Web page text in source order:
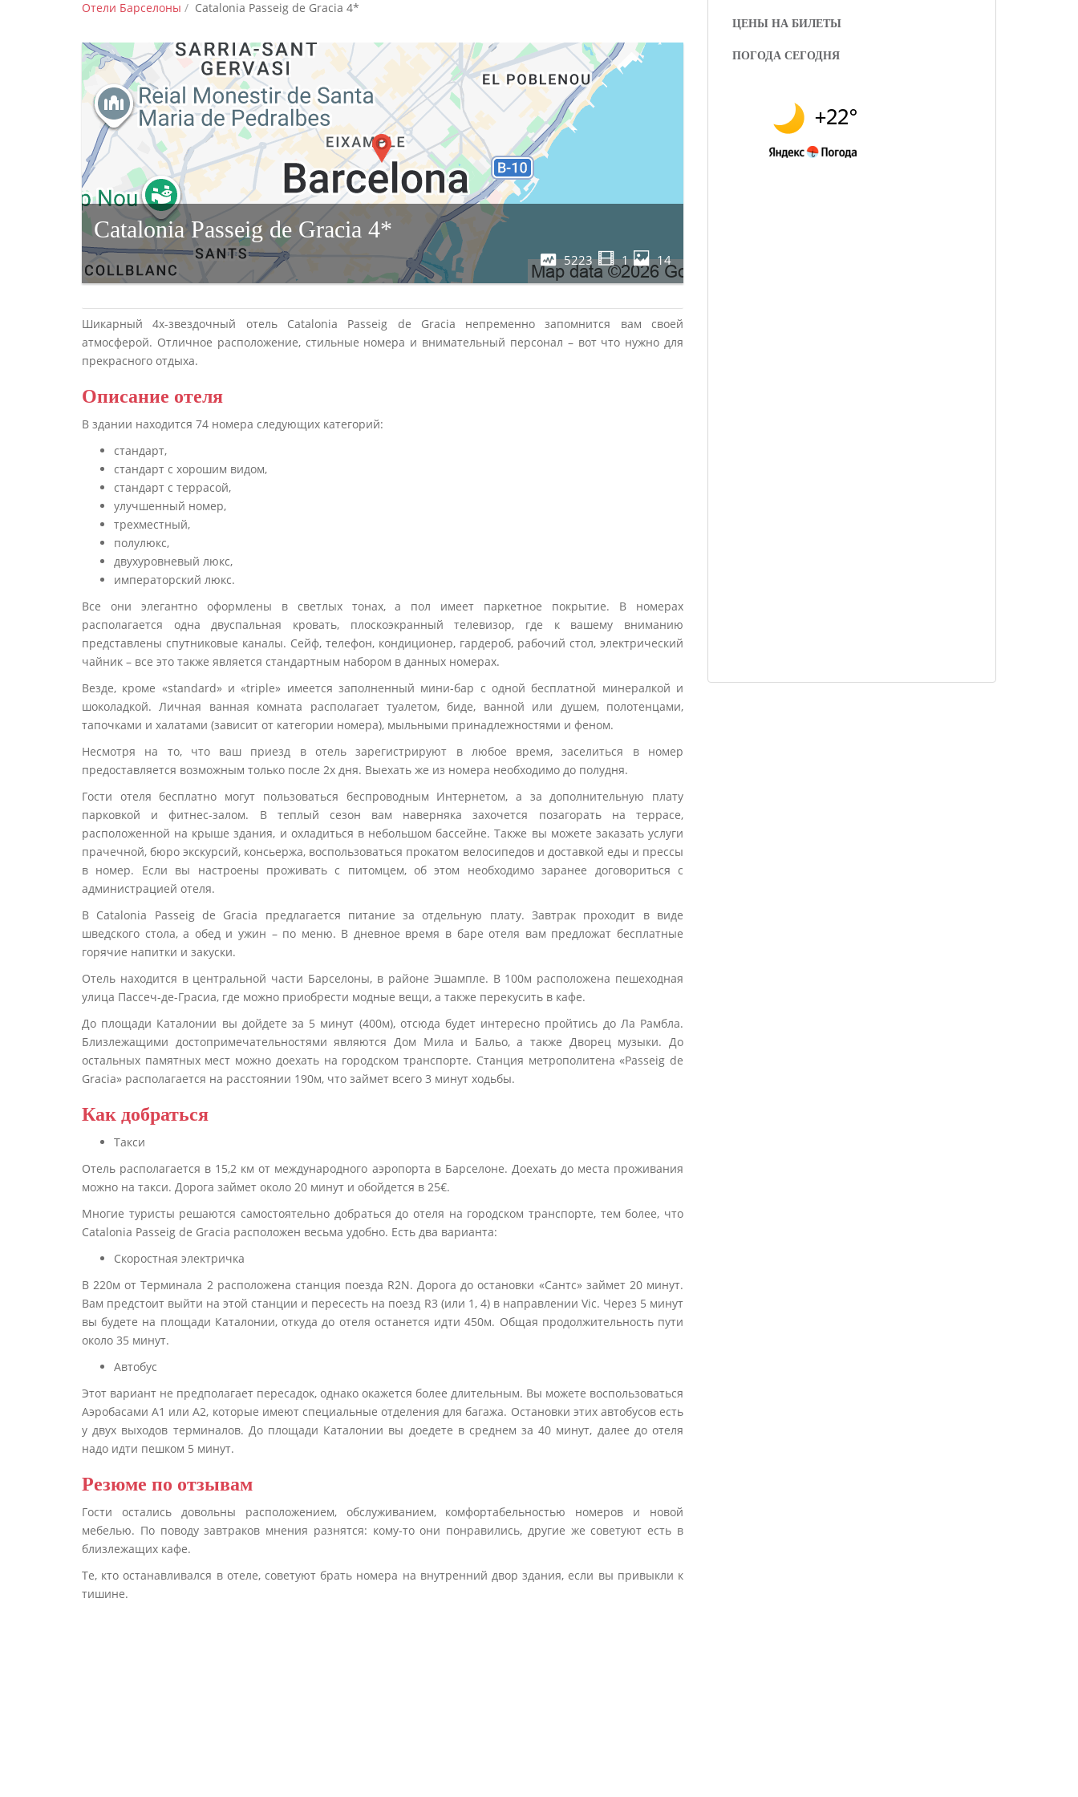
Отели Барселоны Catalonia Passeig de Gracia 4*
Catalonia Passeig de Gracia 4*
5223 1 14
Шикарный 4х-звездочный отель Catalonia Passеig de Grаcia непременно запомнится вам своей
атмосферой. Отличное расположение, стильные номера и внимательный персонал – вот что нужно для
прекрасного отдыха.
Описание отеля
В здании находится 74 номера следующих категорий:
стандарт,
стандарт с хорошим видом,
стандарт с террасой,
улучшенный номер,
трехместный,
полулюкс,
двухуровневый люкс,
императорский люкс.
Все они элегантно оформлены в светлых тонах, а пол имеет паркетное покрытие. В номерах
располагается одна двуспальная кровать, плоскоэкранный телевизор, где к вашему вниманию
представлены спутниковые каналы. Сейф, телефон, кондиционер, гардероб, рабочий стол, электрический
чайник – все это также является стандартным набором в данных номерах.
Везде, кроме «standard» и «triple» имеется заполненный мини-бар с одной бесплатной минералкой и
шоколадкой. Личная ванная комната располагает туалетом, биде, ванной или душем, полотенцами,
тапочками и халатами (зависит от категории номера), мыльными принадлежностями и феном.
Несмотря на то, что ваш приезд в отель зарегистрируют в любое время, заселиться в номер
предоставляется возможным только после 2х дня. Выехать же из номера необходимо до полудня.
Гости отеля бесплатно могут пользоваться беспроводным Интернетом, а за дополнительную плату
парковкой и фитнес-залом. В теплый сезон вам наверняка захочется позагорать на террасе,
расположенной на крыше здания, и охладиться в небольшом бассейне. Также вы можете заказать услуги
прачечной, бюро экскурсий, консьержа, воспользоваться прокатом велосипедов и доставкой еды и прессы
в номер. Если вы настроены проживать с питомцем, об этом необходимо заранее договориться с
администрацией отеля.
В Catalonia Pаsseig de Grаcia предлагается питание за отдельную плату. Завтрак проходит в виде
шведского стола, а обед и ужин – по меню. В дневное время в баре отеля вам предложат бесплатные
горячие напитки и закуски.
Отель находится в центральной части Барселоны, в районе Эшампле. В 100м расположена пешеходная
улица Пассеч-де-Грасиа, где можно приобрести модные вещи, а также перекусить в кафе.
До площади Каталонии вы дойдете за 5 минут (400м), отсюда будет интересно пройтись до Ла Рамбла.
Близлежащими достопримечательностями являются Дом Мила и Бальо, а также Дворец музыки. До
остальных памятных мест можно доехать на городском транспорте. Станция метрополитена «Passeig de
Grаcia» располагается на расстоянии 190м, что займет всего 3 минут ходьбы.
Как добраться
Такси
Отель располагается в 15,2 км от международного аэропорта в Барселоне. Доехать до места проживания
можно на такси. Дорога займет около 20 минут и обойдется в 25€.
Многие туристы решаются самостоятельно добраться до отеля на городском транспорте, тем более, что
Catalonia Pаsseig de Grаcia расположен весьма удобно. Есть два варианта:
Скоростная электричка
В 220м от Терминала 2 расположена станция поезда R2N. Дорога до остановки «Сантс» займет 20 минут.
Вам предстоит выйти на этой станции и пересесть на поезд R3 (или 1, 4) в направлении Vic. Через 5 минут
вы будете на площади Каталонии, откуда до отеля останется идти 450м. Общая продолжительность пути
около 35 минут.
Автобус
Этот вариант не предполагает пересадок, однако окажется более длительным. Вы можете воспользоваться
Аэробасами А1 или А2, которые имеют специальные отделения для багажа. Остановки этих автобусов есть
у двух выходов терминалов. До площади Каталонии вы доедете в среднем за 40 минут, далее до отеля
надо идти пешком 5 минут.
Резюме по отзывам
Гости остались довольны расположением, обслуживанием, комфортабельностью номеров и новой
мебелью. По поводу завтраков мнения разнятся: кому-то они понравились, другие же советуют есть в
близлежащих кафе.
Те, кто останавливался в отеле, советуют брать номера на внутренний двор здания, если вы привыкли к
тишине.
ЦЕНЫ НА БИЛЕТЫ
ПОГОДА СЕГОДНЯ